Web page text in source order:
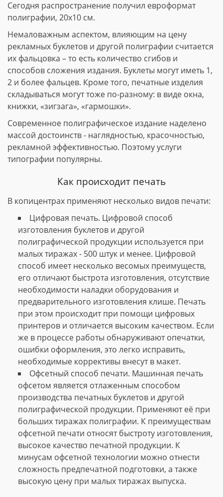
Сегодня распространение получил евроформат
полиграфии, 20х10 см.
Немаловажным аспектом, влияющим на цену
рекламных буклетов и другой полиграфии считается
их фальцовка – то есть количество сгибов и
способов сложения издания. Буклеты могут иметь 1,
2 и более фальцев. Кроме того, печатные изделия
складываться могут тоже по-разному: в виде окна,
книжки, «зигзага», «гармошки».
Современное полиграфическое издание наделено
массой достоинств - наглядностью, красочностью,
рекламной эффективностью. Поэтому услуги
типографии популярны.
Как происходит печать
В копицентрах применяют несколько видов печати:
Цифровая печать. Цифровой способ
изготовления буклетов и другой
полиграфической продукции используется при
малых тиражах - 500 штук и менее. Цифровой
способ имеет несколько весомых преимуществ,
его отличают быстрота изготовления, отсутствие
необходимости наладки оборудования и
предварительного изготовления клише. Печать
при этом происходит при помощи цифровых
принтеров и отличается высоким качеством. Если
же в процессе работы обнаруживают опечатки,
ошибки оформления, это легко исправить,
необходимые коррективы внесут в макет.
Офсетный способ печати. Машинная печать
офсетом является отлаженным способом
производства печатных буклетов и другой
полиграфической продукции. Применяют её при
больших тиражах полиграфии. К преимуществам
офсетной печати относят быстроту изготовления,
высокое качество печатной продукции. К
минусам офсетной технологии можно отнести
сложность предпечатной подготовки, а также
высокую цену при малых тиражах выпуска.